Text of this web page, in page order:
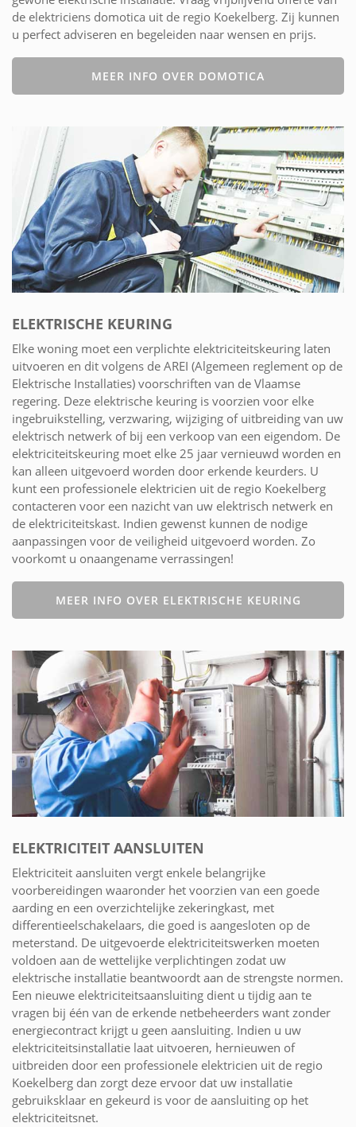
de elektriciens domotica uit de regio Koekelberg. Zij kunnen
u perfect adviseren en begeleiden naar wensen en prijs.
MEER INFO OVER DOMOTICA
ELEKTRISCHE KEURING
Elke woning moet een verplichte elektriciteitskeuring laten
uitvoeren en dit volgens de AREI (Algemeen reglement op de
Elektrische Installaties) voorschriften van de Vlaamse
regering. Deze elektrische keuring is voorzien voor elke
ingebruikstelling, verzwaring, wijziging of uitbreiding van uw
elektrisch netwerk of bij een verkoop van een eigendom. De
elektriciteitskeuring moet elke 25 jaar vernieuwd worden en
kan alleen uitgevoerd worden door erkende keurders. U
kunt een professionele elektricien uit de regio Koekelberg
contacteren voor een nazicht van uw elektrisch netwerk en
de elektriciteitskast. Indien gewenst kunnen de nodige
aanpassingen voor de veiligheid uitgevoerd worden. Zo
voorkomt u onaangename verrassingen!
MEER INFO OVER ELEKTRISCHE KEURING
ELEKTRICITEIT AANSLUITEN
Elektriciteit aansluiten vergt enkele belangrijke
voorbereidingen waaronder het voorzien van een goede
aarding en een overzichtelijke zekeringkast, met
differentieelschakelaars, die goed is aangesloten op de
meterstand. De uitgevoerde elektriciteitswerken moeten
voldoen aan de wettelijke verplichtingen zodat uw
elektrische installatie beantwoordt aan de strengste normen.
Een nieuwe elektriciteitsaansluiting dient u tijdig aan te
vragen bij één van de erkende netbeheerders want zonder
energiecontract krijgt u geen aansluiting. Indien u uw
elektriciteitsinstallatie laat uitvoeren, hernieuwen of
uitbreiden door een professionele elektricien uit de regio
Koekelberg dan zorgt deze ervoor dat uw installatie
gebruiksklaar en gekeurd is voor de aansluiting op het
elektriciteitsnet.